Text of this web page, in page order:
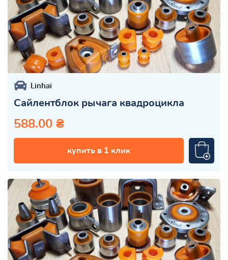
Linhai
Сайлентблок рычага квадроцикла
588.00 ₴
купить в 1 клик